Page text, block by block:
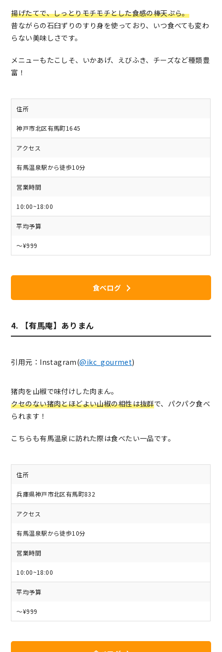
揚げたてで、しっとりモチモチとした食感の棒天ぷら。
昔ながらの石臼ずりのすり身を使っており、いつ食べても変わ
らない美味しさです。
メニューもたこしそ、いかあげ、えびふき、チーズなど種類豊
富！
住所
神戸市北区有馬町1645
アクセス
有馬温泉駅から徒歩10分
営業時間
10:00~18:00
平均予算
～¥999
食べログ
4. 【有馬庵】ありまん
引用元：Instagram(@ikc_gourmet)
猪肉を山椒で味付けした肉まん。
クセのない猪肉とほどよい山椒の相性は抜群で、パクパク食べ
られます！
こちらも有馬温泉に訪れた際は食べたい一品です。
住所
兵庫県神戸市北区有馬町832
アクセス
有馬温泉駅から徒歩10分
営業時間
10:00~18:00
平均予算
～¥999